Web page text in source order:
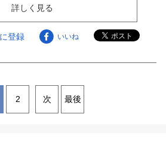
詳しく見る
登録 いいね
2 次 最後